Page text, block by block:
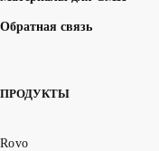
Обратная связь
ПРОДУКТЫ
Rovo